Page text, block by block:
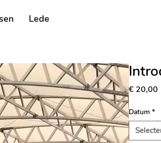
Lede
€ 20,00
Datum *